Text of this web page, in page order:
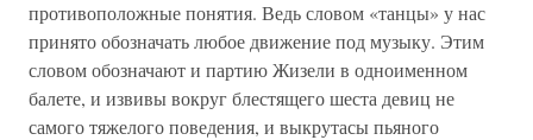
противоположные понятия. Ведь словом «танцы» у нас
принято обозначать любое движение под музыку. Этим
словом обозначают и партию Жизели в одноименном
балете, и извивы вокруг блестящего шеста девиц не
самого тяжелого поведения, и выкрутасы пьяного